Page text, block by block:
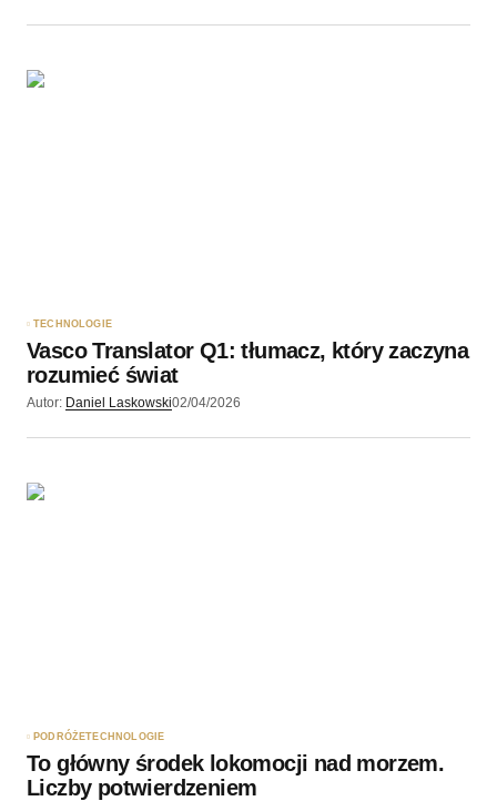
TECHNOLOGIE
Vasco Translator Q1: tłumacz, który zaczyna
rozumieć świat
Autor: Daniel Laskowski02/04/2026
PODRÓŻETECHNOLOGIE
To główny środek lokomocji nad morzem.
Liczby potwierdzeniem